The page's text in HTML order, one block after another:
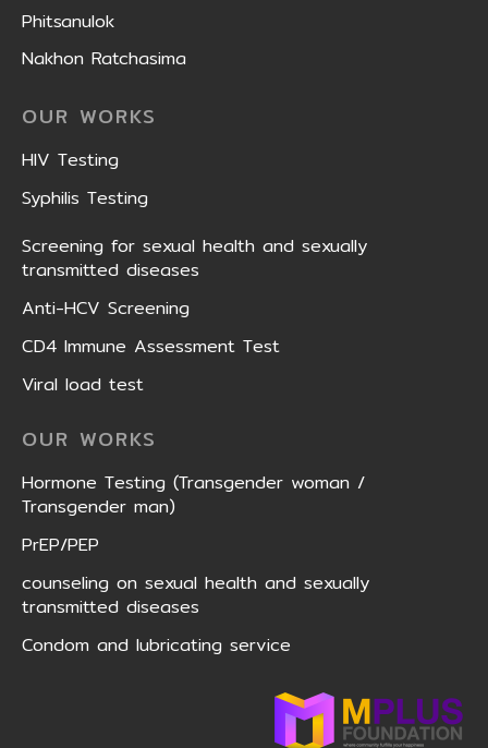
Phitsanulok
Nakhon Ratchasima
OUR WORKS
HIV Testing
Syphilis Testing
Screening for sexual health and sexually
transmitted diseases
Anti-HCV Screening
CD4 Immune Assessment Test
Viral load test
OUR WORKS
Hormone Testing (Transgender woman /
Transgender man)
PrEP/PEP
counseling on sexual health and sexually
transmitted diseases
Condom and lubricating service